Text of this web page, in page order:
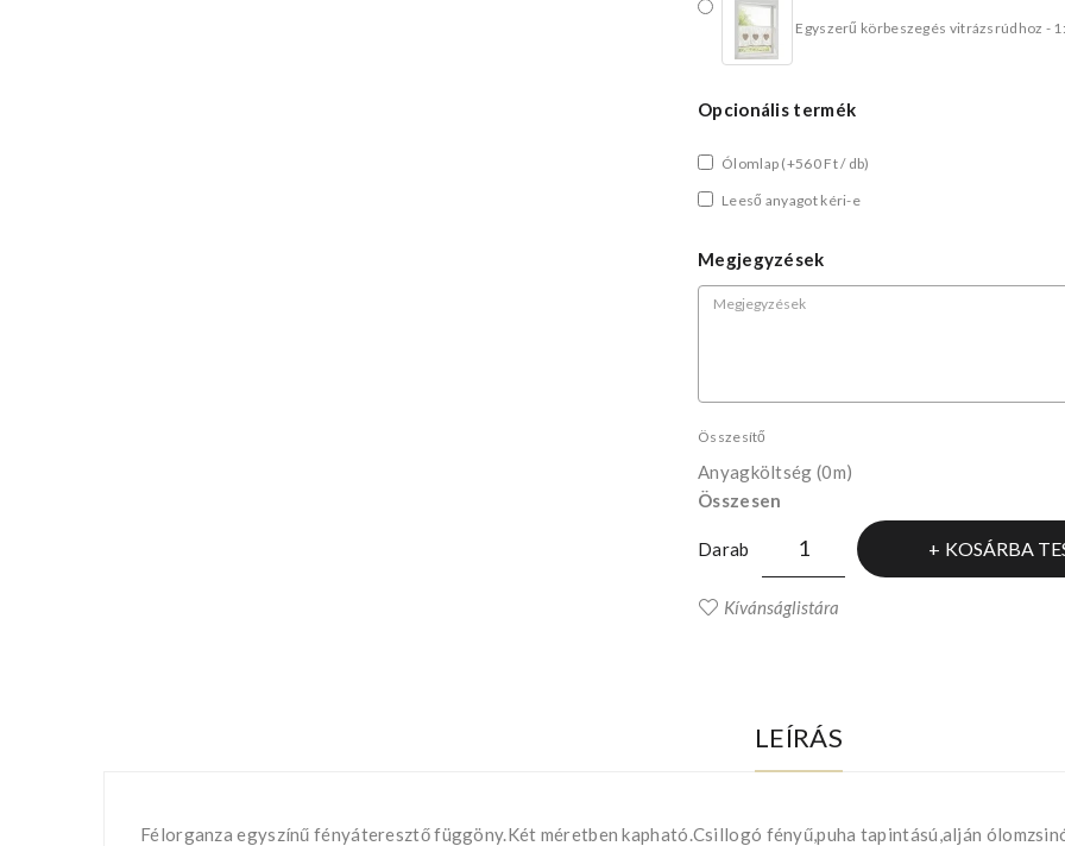
Egyszerű körbeszegés vitrázsrúdhoz -
Opcionális termék
Ólomlap (+560 Ft / db)
Leeső anyagot kéri-e
Megjegyzések
Összesítő
Anyagköltség (0m)
Összesen
Darab KOSÁRBA
Kívánságlistára
LEÍRÁS
Félorganza egyszínű fényáteresztő függöny.Két méretben kapható.Csillogó fényű,puha tapintású,alján